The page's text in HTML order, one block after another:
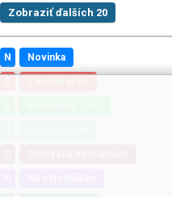
Zobraziť ďalších 20
N Novinka